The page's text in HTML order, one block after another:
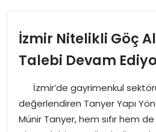
SIYASET
DÜNYA
SPOR
TEKNOLOJI
İzmir Nitelikli Göç
Talebi Devam
İzmir’de gayrimenkul
değerlendiren Tanyer Yapı
Münir Tanyer, hem sıfır hem